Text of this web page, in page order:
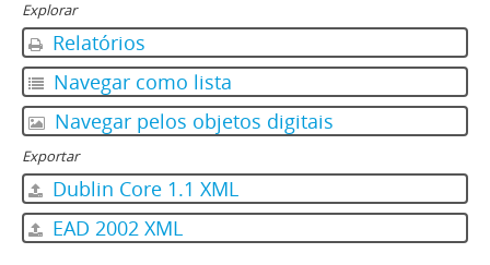
Explorar
Relatórios
Navegar como lista
Navegar pelos objetos digitais
Exportar
Dublin Core 1.1 XML
EAD 2002 XML